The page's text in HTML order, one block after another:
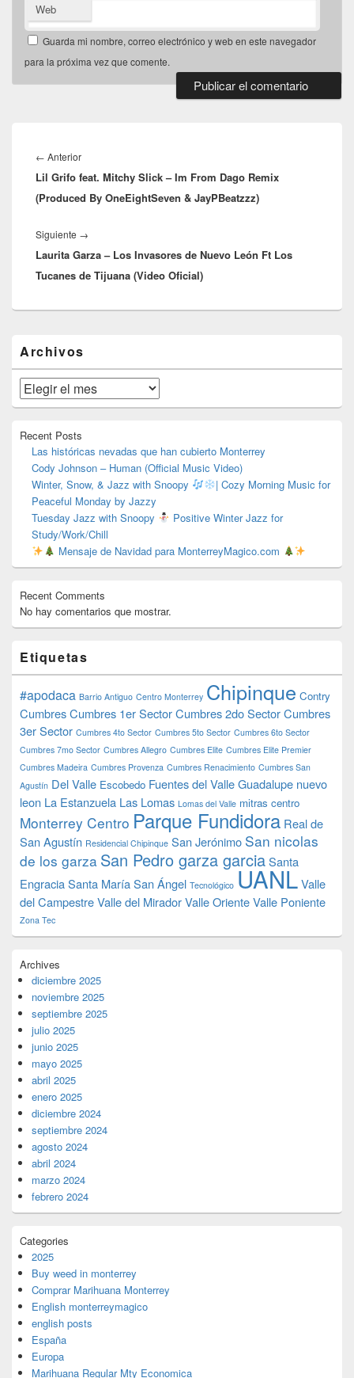
Web
Guarda mi nombre, correo electrónico y web en este navegador
para la próxima vez que comente.
de
entradas
← AnteriorEntrada
anterior:
Lil Grifo feat. Mitchy Slick – Im From Dago Remix
(Produced By OneEightSeven & JayPBeatzzz)
Siguiente →
siguiente:
Laurita Garza – Los Invasores de Nuevo León Ft Los
Tucanes de Tijuana (Video Oficial)
área
de
widget
barra
lateral
Archivos
Archivos
Recent Posts
Las históricas nevadas que han cubierto Monterrey
Cody Johnson – Human (Official Music Video)
Winter, Snow, & Jazz with Snoopy
| Cozy Morning Music for
Peaceful Monday by Jazzy
Tuesday Jazz with Snoopy
Positive Winter Jazz for
Study/Work/Chill
Mensaje de Navidad para MonterreyMagico.com
Recent Comments
No hay comentarios que mostrar.
Etiquetas
#apodaca Barrio Antiguo Centro Monterrey Chipinque Contry
CumbresCumbres 1er SectorCumbres 2do SectorCumbres
3er Sector Cumbres 4to Sector Cumbres 5to Sector Cumbres 6to Sector
Cumbres 7mo Sector Cumbres Allegro Cumbres Elite Cumbres Elite Premier
Cumbres Madeira Cumbres Provenza Cumbres Renacimiento Cumbres San
Agustín Del Valle Escobedo Fuentes del ValleGuadalupe nuevo
leon La Estanzuela Las Lomas Lomas del Valle mitras centro
Monterrey Centro Parque Fundidora Real de
San Agustín Residencial Chipinque San Jerónimo San nicolas
de los garza San Pedro garza garciaSanta
EngraciaSanta MaríaSan Ángel Tecnológico UANLValle
del CampestreValle del MiradorValle OrienteValle Poniente
Zona Tec
Archives
diciembre 2025
noviembre 2025
septiembre 2025
julio 2025
junio 2025
mayo 2025
abril 2025
enero 2025
diciembre 2024
septiembre 2024
agosto 2024
abril 2024
marzo 2024
febrero 2024
Categories
2025
Buy weed in monterrey
Comprar Marihuana Monterrey
English monterreymagico
english posts
España
Europa
Marihuana Regular Mty Economica